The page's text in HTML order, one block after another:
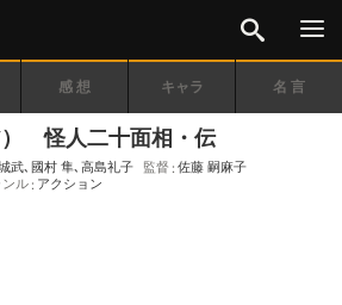
感想 キャラ 名言
） 怪人二十面相・伝
武､ 國村 隼､ 高島礼子 監督
佐藤 嗣麻子
ンル アクション